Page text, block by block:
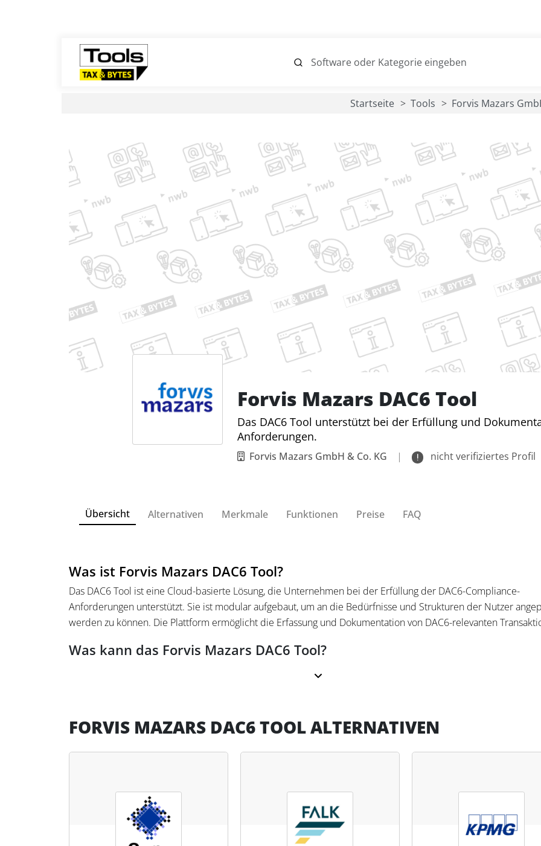
Startseite Tools Forvis Mazars
Forvis Mazars DAC6 Tool
Das DAC6 Tool unterstützt bei der Erfüllung und
Anforderungen.
Forvis Mazars GmbH & Co. KG | nicht verifiziertes Profil
Übersicht Alternativen Merkmale Funktionen Preise FAQ
Was ist Forvis Mazars DAC6 Tool?
Das DAC6 Tool ist eine Cloud-basierte Lösung, die Unternehmen bei der Erfüllung der DAC6-Compliance-
Anforderungen unterstützt. Sie ist modular aufgebaut, um an die Bedürfnisse und Strukturen der Nutzer
werden zu können. Die Plattform ermöglicht die Erfassung und Dokumentation von DAC6-relevanten
Was kann das Forvis Mazars DAC6 Tool?
Die Plattform bietet Funktionen zur Erfassung und Bewertung von Transaktionen mithilfe anpassbarer
Prozesse zu integrieren.
FORVIS MAZARS DAC6 TOOL ALTERNATIVEN